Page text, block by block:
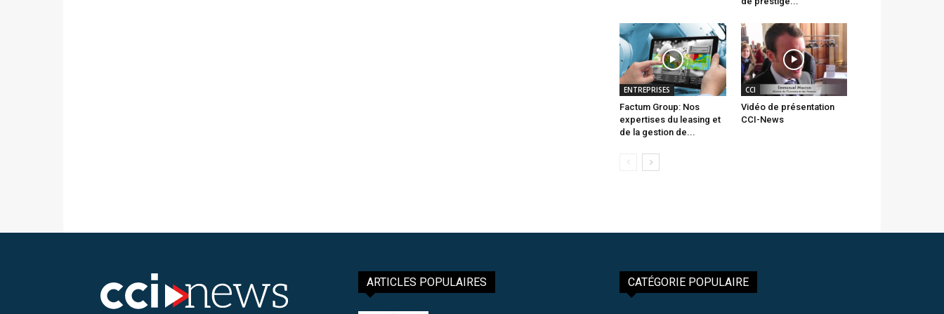
ENTREPRISES
Factum Group: Nos
expertises du leasing et
de la gestion de...
CCI
Vidéo de présentation
CCI-News
ARTICLES POPULAIRES CATÉGORIE POPULAIRE